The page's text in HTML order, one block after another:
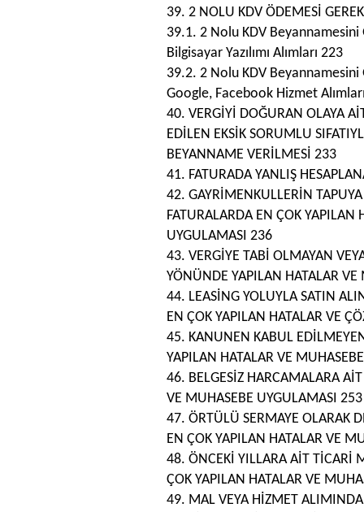
39. 2 NOLU KDV ÖDEMESİ
39.1. 2 Nolu KDV Beyannamesini
Bilgisayar Yazılımı Alımları 223
39.2. 2 Nolu KDV Beyannamesini
Google, Facebook Hizmet
40. VERGİYİ DOĞURAN OLAYA
EDİLEN EKSİK SORUMLU
BEYANNAME VERİLMESİ 233
41. FATURADA YANLIŞ
42. GAYRİMENKULLERİN
FATURALARDA EN ÇOK
UYGULAMASI 236
43. VERGİYE TABİ OLMAYAN
YÖNÜNDE YAPILAN HATALAR
44. LEASİNG YOLUYLA SATIN
EN ÇOK YAPILAN HATALAR VE
45. KANUNEN KABUL
YAPILAN HATALAR VE
46. BELGESİZ HARCAMALARA
VE MUHASEBE UYGULAMASI 253
47. ÖRTÜLÜ SERMAYE OLARAK
EN ÇOK YAPILAN HATALAR VE
48. ÖNCEKİ YILLARA AİT TİCARİ
ÇOK YAPILAN HATALAR VE
49. MAL VEYA HİZMET